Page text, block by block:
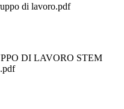
di lavoro.pdf
DI LAVORO STEM